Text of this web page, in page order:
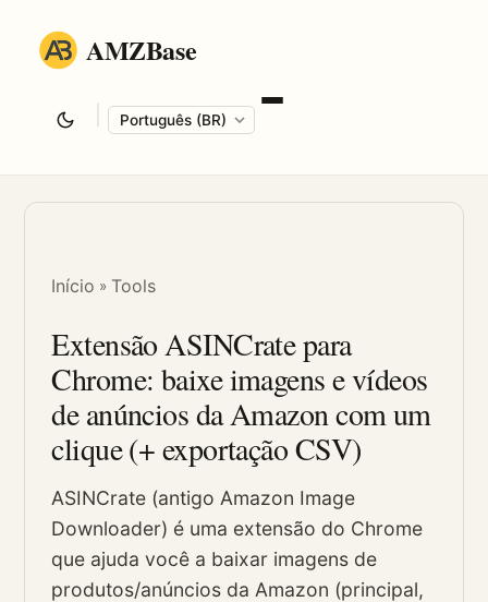
AMZBase
Início » Tools
Extensão ASINCrate para
Chrome: baixe imagens e vídeos
de anúncios da Amazon com um
clique (+ exportação CSV)
ASINCrate (antigo Amazon Image
Downloader) é uma extensão do Chrome
que ajuda você a baixar imagens de
produtos/anúncios da Amazon (principal,